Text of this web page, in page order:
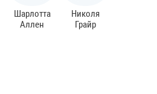
Шарлотта
Аллен
Николя
Грайр